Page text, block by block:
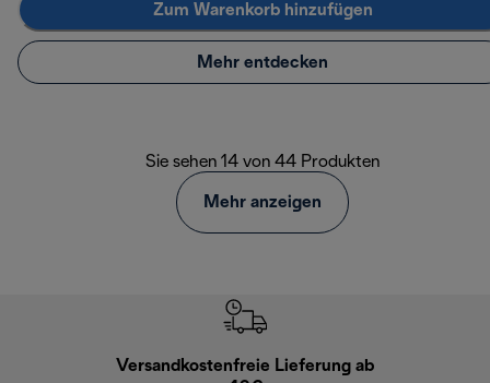
Zum Warenkorb hinzufügen
Mehr entdecken
Sie sehen 14 von 44 Produkten
Mehr anzeigen
Versandkostenfreie Lieferung ab